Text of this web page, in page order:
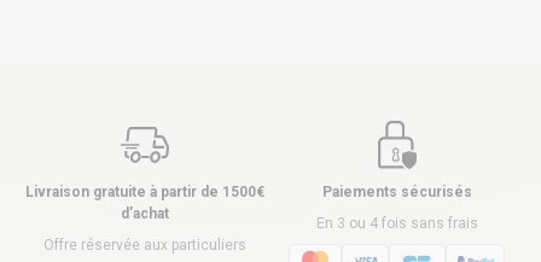
Livraison gratuite à partir de 1500€
d’achat
Offre réservée aux particuliers
Paiements sécurisés
En 3 ou 4 fois sans frais